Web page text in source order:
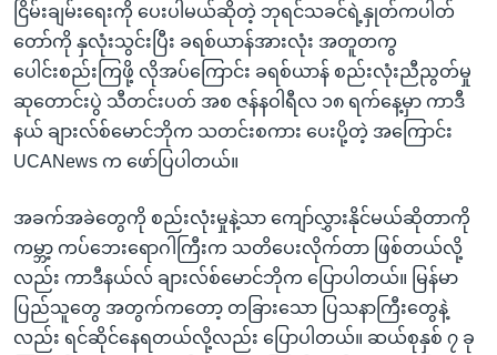
ငြိမ်းချမ်းရေးကို ပေးပါမယ်ဆိုတဲ့ ဘုရင်သခင်ရဲ့နှုတ်ကပါတ်
တော်ကို နှလုံးသွင်းပြီး ခရစ်ယာန်အားလုံး အတူတကွ
ပေါင်းစည်းကြဖို့ လိုအပ်ကြောင်း ခရစ်ယာန် စည်းလုံးညီညွတ်မှု
ဆုတောင်းပွဲ သီတင်းပတ် အစ ဇန်နဝါရီလ ၁၈ ရက်နေ့မှာ ကာဒီ
နယ် ချားလ်စ်မောင်ဘိုက သတင်းစကား ပေးပို့တဲ့ အကြောင်း
UCANews က ဖော်ပြပါတယ်။
အခက်အခဲတွေကို စည်းလုံးမှုနဲ့သာ ကျော်လွှားနိုင်မယ်ဆိုတာကို
ကမ္ဘာ့ ကပ်ဘေးရောဂါကြီးက သတိပေးလိုက်တာ ဖြစ်တယ်လို့
လည်း ကာဒီနယ်လ် ချားလ်စ်မောင်ဘိုက ပြောပါတယ်။ မြန်မာ
ပြည်သူတွေ အတွက်ကတော့ တခြားသော ပြသနာကြီးတွေနဲ့
လည်း ရင်ဆိုင်နေရတယ်လို့လည်း ပြောပါတယ်။ ဆယ်စုနှစ် ၇ ခု